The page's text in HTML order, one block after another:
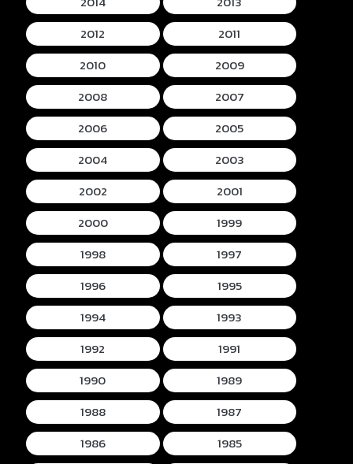
2012
2011
2010
2009
2008
2007
2006
2005
2004
2003
2002
2001
2000
1999
1998
1997
1996
1995
1994
1993
1992
1991
1990
1989
1988
1987
1986
1985